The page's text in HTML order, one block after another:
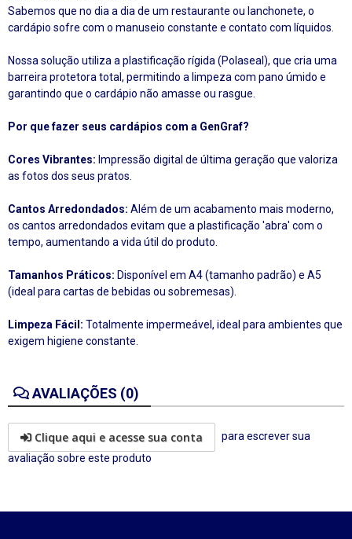
Sabemos que no dia a dia de um restaurante ou lanchonete, o
cardápio sofre com o manuseio constante e contato com líquidos.
Nossa solução utiliza a plastificação rígida (Polaseal), que cria uma
barreira protetora total, permitindo a limpeza com pano úmido e
garantindo que o cardápio não amasse ou rasgue.
Por que fazer seus cardápios com a GenGraf?
Cores Vibrantes: Impressão digital de última geração que valoriza
as fotos dos seus pratos.
Cantos Arredondados: Além de um acabamento mais moderno,
os cantos arredondados evitam que a plastificação 'abra' com o
tempo, aumentando a vida útil do produto.
Tamanhos Práticos: Disponível em A4 (tamanho padrão) e A5
(ideal para cartas de bebidas ou sobremesas).
Limpeza Fácil: Totalmente impermeável, ideal para ambientes que
exigem higiene constante.
AVALIAÇÕES (0)
Clique aqui e acesse sua conta
para escrever sua
avaliação sobre este produto